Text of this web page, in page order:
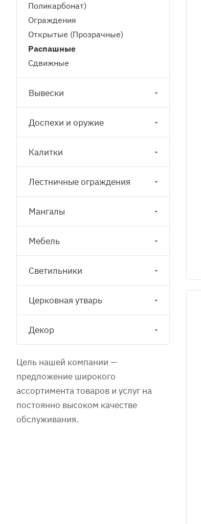
Поликарбонат)
Ограждения
Открытые (Прозрачные)
Распашные
Сдвижные
Вывески
Доспехи и оружие
Калитки
Лестничные ограждения
Мангалы
Мебель
Светильники
Церковная утварь
Декор
Цель нашей компании —
предложение широкого
ассортимента товаров и услуг на
постоянно высоком качестве
обслуживания.